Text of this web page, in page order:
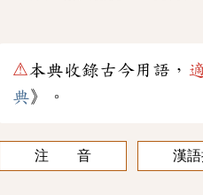
⚠本典收錄古今用語，
典》。
注 音 漢